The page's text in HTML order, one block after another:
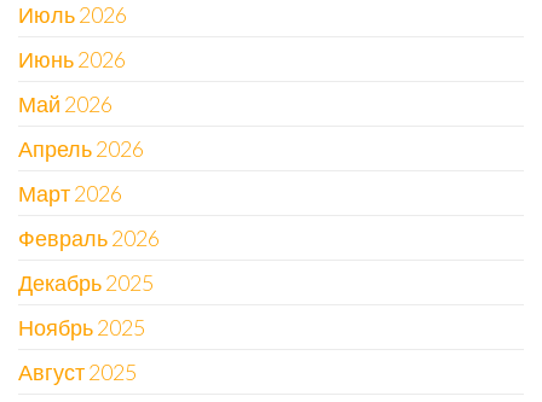
Июль 2026
Июнь 2026
Май 2026
Апрель 2026
Март 2026
Февраль 2026
Декабрь 2025
Ноябрь 2025
Август 2025